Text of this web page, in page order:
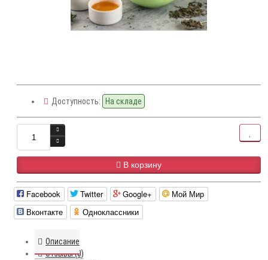
Доступность: На складе
В корзину
Facebook Twitter Google+
Мой Мир
Вконтакте
Одноклассники
Описание
Отзывы (0)